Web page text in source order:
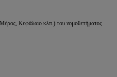
Κεφάλαιο κλπ.) του νομοθετήματος